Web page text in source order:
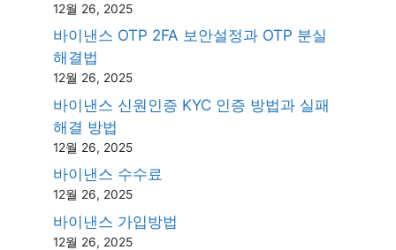
12월 26, 2025
바이낸스 OTP 2FA 보안설정과 OTP 분실
해결법
12월 26, 2025
바이낸스 신원인증 KYC 인증 방법과 실패
해결 방법
12월 26, 2025
바이낸스 수수료
12월 26, 2025
바이낸스 가입방법
12월 26, 2025